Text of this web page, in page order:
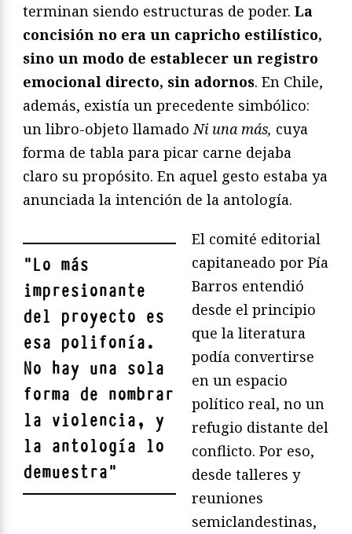
terminan siendo estructuras de poder. La
concisión no era un capricho estilístico,
sino un modo de establecer un registro
emocional directo, sin adornos. En Chile,
además, existía un precedente simbólico:
un libro-objeto llamadoNi una más, cuya
forma de tabla para picar carne dejaba
claro su propósito. En aquel gesto estaba ya
anunciada la intención de la antología.
"Lo más
impresionante
del proyecto es
esa polifonía.
No hay una sola
forma de nombrar
la violencia, y
la antología lo
demuestra"
El comité editorial
capitaneado por Pía
Barros entendió
desde el principio
que la literatura
podía convertirse
en un espacio
político real, no un
refugio distante del
conflicto. Por eso,
desde talleres y
reuniones
semiclandestinas,